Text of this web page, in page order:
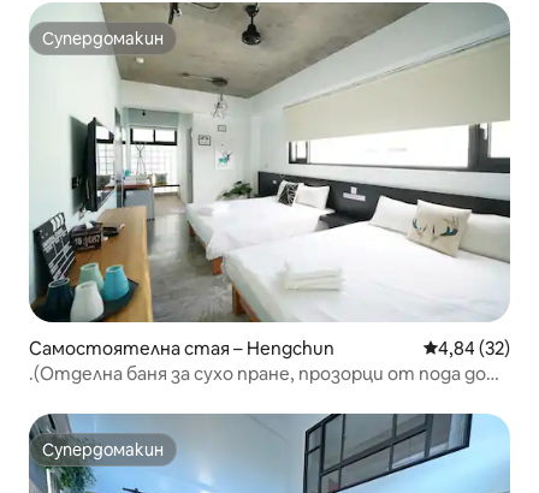
Супердомакин
Супердомакин
Самостоятелна стая – Hengchun Средна
4,84 (32)
.(Отделна баня за сухо пране, прозорци от пода до
Консултация за закуска и обобщителна информация
за пътуването
Супердомакин
Супердомакин